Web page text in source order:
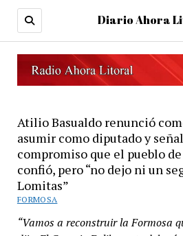
Diario Ahora
Atilio Basualdo renunció
asumir como diputado y
compromiso que el pueblo
confió, pero “no dejo ni un
Lomitas”
FORMOSA
“Vamos a reconstruir la Formosa